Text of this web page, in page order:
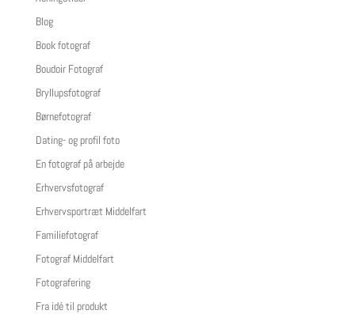
Blog
Book fotograf
Boudoir Fotograf
Bryllupsfotograf
Børnefotograf
Dating- og profil foto
En fotograf på arbejde
Erhvervsfotograf
Erhvervsportræt Middelfart
Familiefotograf
Fotograf Middelfart
Fotografering
Fra idé til produkt